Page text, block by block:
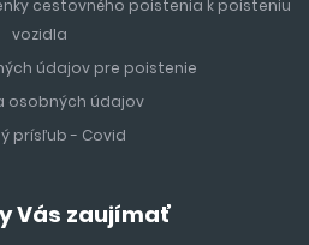
cestovného poistenia k poisteniu
vozidla
údajov pre poistenie
osobných údajov
prísľub - Covid
Vás zaujímať